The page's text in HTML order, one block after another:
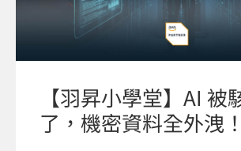
【羽昇小學堂】AI 被
了，機密資料全外洩！